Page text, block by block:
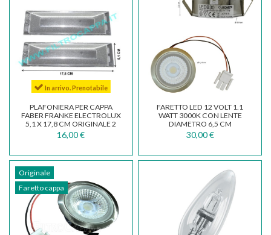
In arrivo. Prenotabile
PLAFONIERA PER CAPPA
FABER FRANKE ELECTROLUX
5,1 X 17,8 CM ORIGINALE 2
PEZZI
16,00 €
FARETTO LED 12 VOLT 1.1
WATT 3000K CON LENTE
DIAMETRO 6,5 CM
133.0456.640
30,00 €
Originale
Faretto cappa